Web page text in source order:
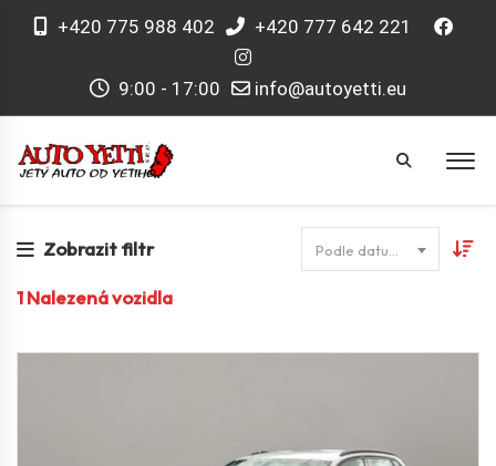
+420 775 988 402 +420 777 642 221
9:00 - 17:00 info@autoyetti.eu
Zobrazit filtr
1Nalezená vozidla